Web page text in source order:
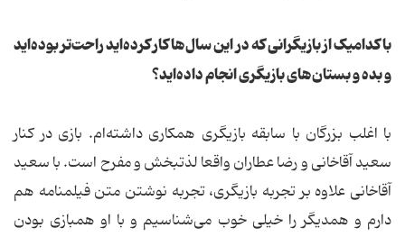
با کدامیک از بازیگرانی که در این سال‌ها کار کرده‌اید راحت‌تر بوده‌اید
و بده و بستان‌های بازیگری انجام داده‌اید؟
با اغلب بزرگان با سابقه بازیگری همکاری داشته‌ام. بازی در کنار
سعید آقاخانی و رضا عطاران واقعا لذتبخش و مفرح است. با سعید
آقاخانی علاوه بر تجربه بازیگری، تجربه نوشتن متن فیلمنامه هم
دارم و همدیگر را خیلی خوب می‌شناسیم و با او همبازی بودن